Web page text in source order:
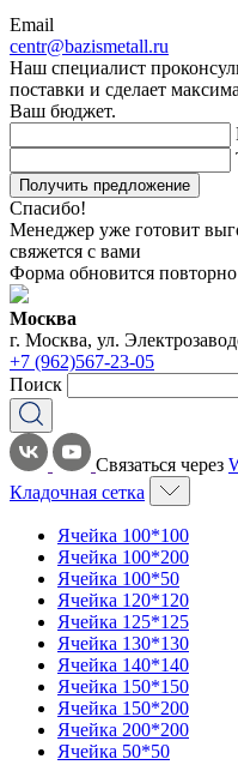
Email
centr@bazismetall.ru
Наш специалист
поставки и сделает
Ваш бюджет.
Получить предложение
Спасибо!
Менеджер уже готовит
свяжется с вами
Форма обновится повторно
Москва
г. Москва, ул.
+7 (962)567-23-05
Поиск
Связаться через
Кладочная сетка
Ячейка 100*100
Ячейка 100*200
Ячейка 100*50
Ячейка 120*120
Ячейка 125*125
Ячейка 130*130
Ячейка 140*140
Ячейка 150*150
Ячейка 150*200
Ячейка 200*200
Ячейка 50*50